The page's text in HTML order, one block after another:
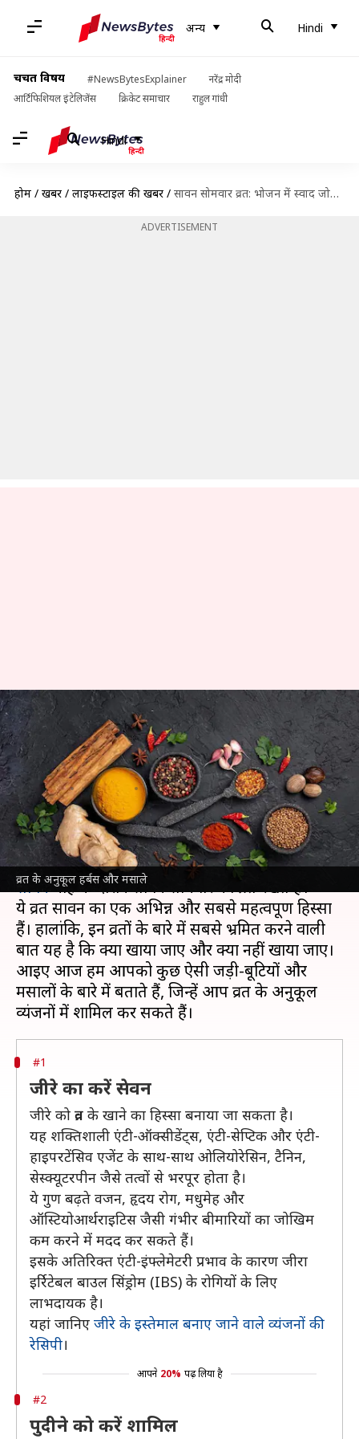
अन्य Hindi
चर्चित विषय #NewsBytesExplainer
नरेंद्र मोदी
आर्टिफिशियल इंटेलिजेंस
क्रिकेट समाचार राहुल गांधी
Hindi
होम / खबरें / लाइफस्टाइल की खबरें / सावन सोमवार व्रत: भोजन में स्वाद जोड़ने के लिए इन जड़ी-बूटियों और मसालों का करें उपयोग
ADVERTISEMENT
व्रत के अनुकूल हर्बस और मसाले
सावन सोमवार व्रत: भोजन में स्वाद
जोड़ने के लिए इन जड़ी-बूटियों और
मसालों का करें उपयोग
अंजली Jul 31, 2023 05:06 pm
क्या है खबर?
कई लोग भगवान शिव का आशीर्वाद पाने के लिए पवित्र
सावनमाह के दौरान सावन सोमवार का व्रत रखते हैं।
ये व्रत सावन का एक अभिन्न और सबसे महत्वपूर्ण हिस्सा
हैं। हालांकि, इन व्रतों के बारे में सबसे भ्रमित करने वाली
बात यह है कि क्या खाया जाए और क्या नहीं खाया जाए।
आइए आज हम आपको कुछ ऐसी जड़ी-बूटियों और
मसालों के बारे में बताते हैं, जिन्हें आप व्रत के अनुकूल
#1
जीरे का करें सेवन
जीरे को व्रत के खाने का हिस्सा बनाया जा सकता है।
यह शक्तिशाली एंटी-ऑक्सीडेंट्स, एंटी-सेप्टिक और एंटी-
हाइपरटेंसिव एजेंट के साथ-साथ ओलियोरेसिन, टैनिन,
सेस्क्यूटरपीन जैसे तत्वों से भरपूर होता है।
ये गुण बढ़ते वजन, हृदय रोग, मधुमेह और
ऑस्टियोआर्थराइटिस जैसी गंभीर बीमारियों का जोखिम
कम करने में मदद कर सकते हैं।
इसके अतिरिक्त एंटी-इंफ्लेमेटरी प्रभाव के कारण जीरा
इर्रिटेबल बाउल सिंड्रोम (IBS) के रोगियों के लिए
लाभदायक है।
यहां जानिए जीरे के इस्तेमाल बनाए जाने वाले व्यंजनों की
रेसिपी।
आपने 20% पढ़ लिया है
#2
पुदीने को करें शामिल